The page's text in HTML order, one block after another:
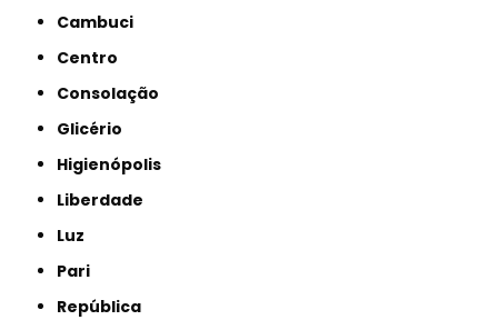
Cambuci
Centro
Consolação
Glicério
Higienópolis
Liberdade
Luz
Pari
República